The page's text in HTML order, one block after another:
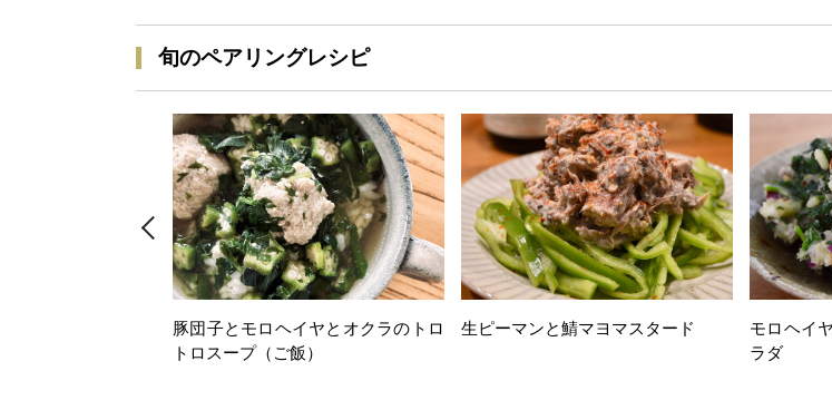
旬のペアリングレシピ
豚団子とモロヘイヤとオクラのトロ
トロスープ（ご飯）
生ピーマンと鯖マヨマスタード
モロヘイ
ラダ